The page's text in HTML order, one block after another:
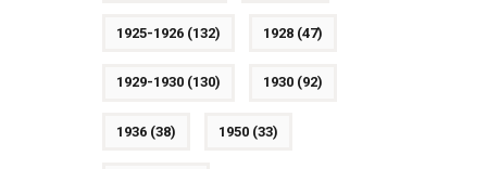
1925-1926(132) 1928(47)
1929-1930(130) 1930(92)
1936(38) 1950(33)